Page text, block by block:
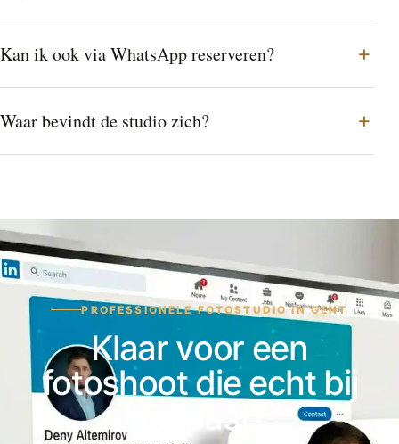
Kan ik ook via WhatsApp reserveren?
Waar bevindt de studio zich?
PROFESSIONELE FOTOSTUDIO IN GENT
Klaar voor een
fotoshoot die echt bij
jou past?